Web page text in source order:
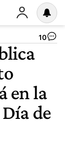
10
en la
de